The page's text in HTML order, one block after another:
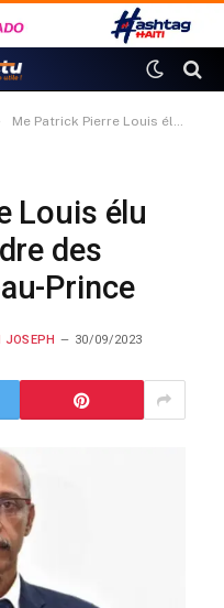
Me Patrick Pierre Louis élu Bâtonnier de l’ordre des avocats de Port-au-Prince
Louis élu
des
Prince
JOSEPH 30/09/2023